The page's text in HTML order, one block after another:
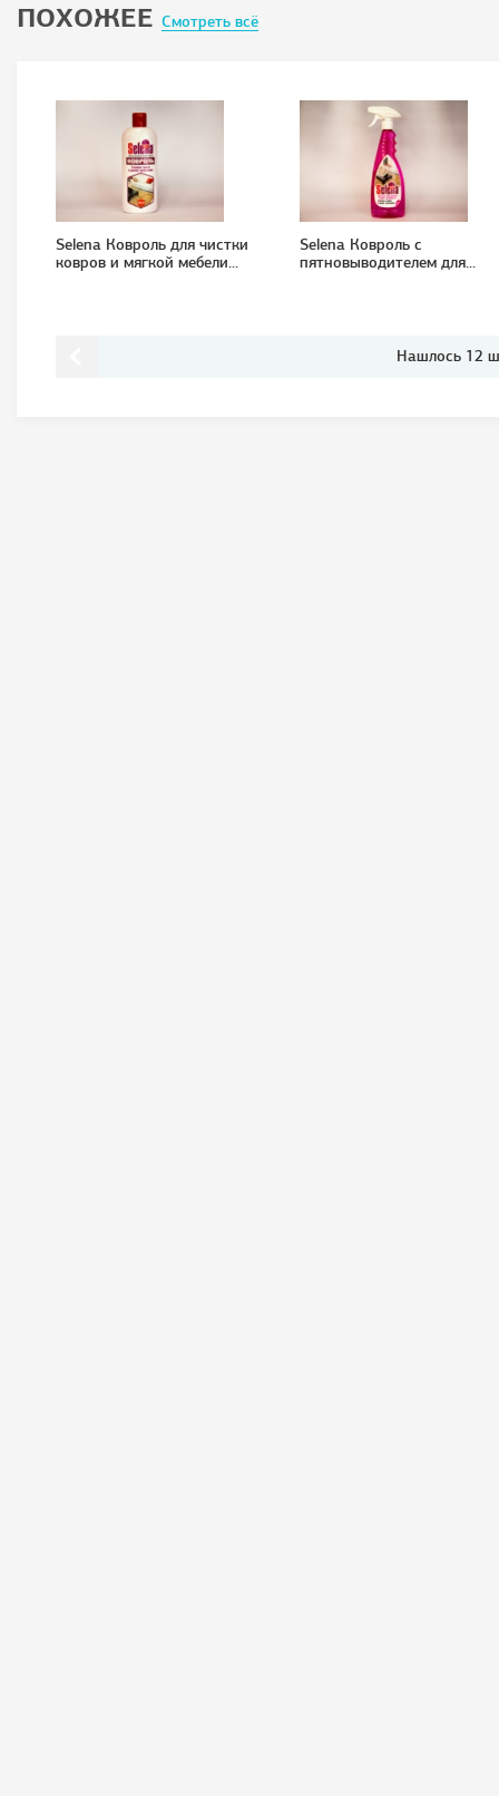
ПОХОЖЕЕ Смотреть всё
Selena Ковроль для чистки
ковров и мягкой мебели...
Selena Ковроль с
пятновыводителем для...
Нашлось 12